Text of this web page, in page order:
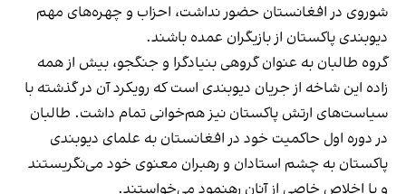
شوروی در افغانستان حضور نداشت، احزاب و چهره‌های مهم
دیوبندی پاکستان از بازیگران عمده باشند.
گروه طالبان به عنوان گروهی بنیادگرا و جنگجو، بیش از همه
زاده این شاخه از جریان دیوبندی است که رویکرد آن در گذشته با
سیاست‌های ارتش پاکستان نیز هم‌خوانی تمام داشت. طالبان
در دوره اول حاکمیت خود در افغانستان به علمای دیوبندی
پاکستان به چشم استادان و رهبران معنوی خود می‌نگریستند
و با اخلاص خاصی از آنان رهنمود می‌خواستند.